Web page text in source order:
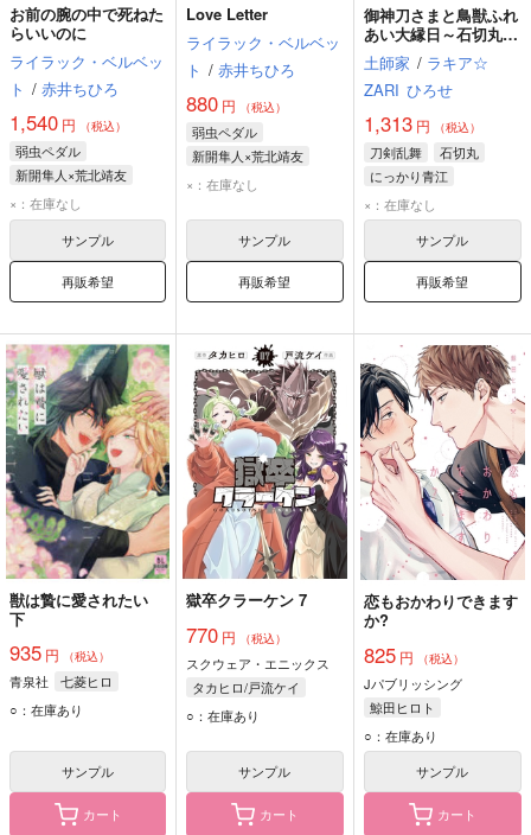
お前の腕の中で死ねた
らいいのに
ライラック・ベルベッ
ト / 赤井ちひろ
1,540 円 （税込）
弱虫ペダル
新開隼人×荒北靖友
新開隼人
×：在庫なし
サンプル
再販希望
Love Letter
ライラック・ベルベッ
ト / 赤井ちひろ
880 円 （税込）
弱虫ペダル
新開隼人×荒北靖友
新開隼人
×：在庫なし
サンプル
再販希望
御神刀さまと鳥獣ふれ
あい大縁日～石切丸と
動物アンソロジー～
土師家 / ラキア☆
ZARI ひろせ
1,313円 （税込）
刀剣乱舞
石切丸
にっかり青江
同田貫正国
×：在庫なし
サンプル
再販希望
獣は贄に愛されたい
下
935 円 （税込）
青泉社
七菱ヒロ
○：在庫あり
サンプル
カート
獄卒クラーケン 7
770 円 （税込）
スクウェア・エニックス
タカヒロ/戸流ケイ
○：在庫あり
サンプル
カート
恋もおかわりできます
か?
825円 （税込）
Jパブリッシング
鯨田ヒロト
○：在庫あり
サンプル
カート